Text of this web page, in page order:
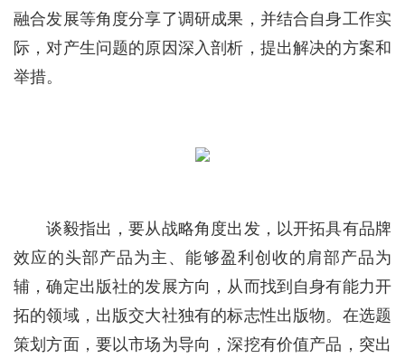
融合发展等角度分享了调研成果，并结合自身工作实
际，对产生问题的原因深入剖析，提出解决的方案和
举措。
谈毅指出，要从战略角度出发，以开拓具有品牌
效应的头部产品为主、能够盈利创收的肩部产品为
辅，确定出版社的发展方向，从而找到自身有能力开
拓的领域，出版交大社独有的标志性出版物。在选题
策划方面，要以市场为导向，深挖有价值产品，突出